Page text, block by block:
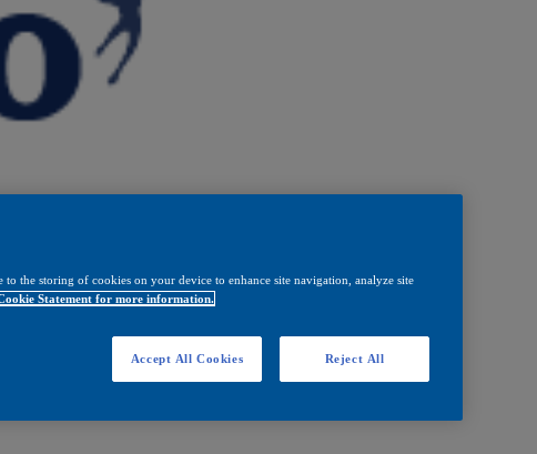
the storing of cookies on your device to enhance site navigation, analyze site
Statement for more information.
Reject All
Accept All Cookies